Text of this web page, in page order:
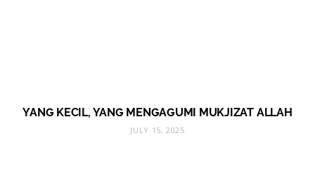
YANG KECIL, YANG MENGAGUMI MUKJIZAT ALLAH
JULY 15, 2025